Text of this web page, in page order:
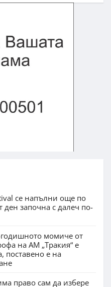
се напълни още по
ден започна с далеч по-
момиче от
на АМ „Тракия“ е
поставено е на
право сам да избере